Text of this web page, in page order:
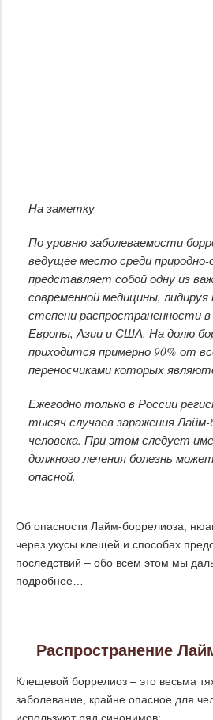
На заметку
По уровню заболеваемости
ведущее место среди
представляет собой одну из
современной медицины,
степени распространенности
Европы, Азии и США. На долю
приходится примерно 90% от
переносчиками которых
Ежегодно только в России
тысяч случаев заражения Лайм-
человека. При этом следует
должного лечения болезнь
опасной.
Об опасности Лайм-боррелиоза,
через укусы клещей и способах
последствий – обо всем этом мы
подробнее…
Распространение
Клещевой боррелиоз – это весьма
заболевание, крайне опасное для